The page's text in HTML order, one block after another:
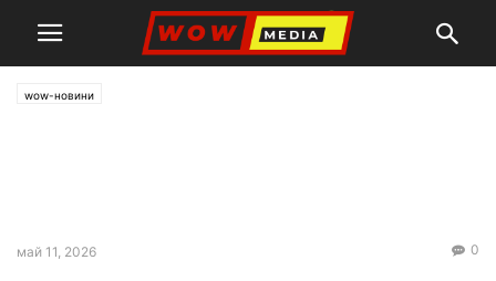
wow-новини
май 11, 2026 0